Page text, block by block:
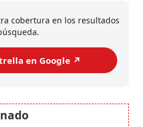
cobertura en los resultados
en Google ↗️